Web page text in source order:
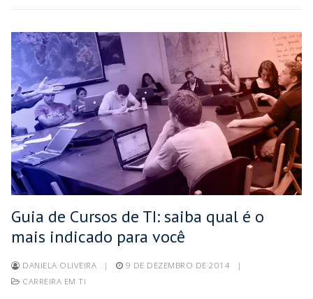
Guia de Cursos de TI: saiba qual é o
mais indicado para você
DANIELA OLIVEIRA | 9 DE DEZEMBRO DE 2014
|
CARREIRA EM TI